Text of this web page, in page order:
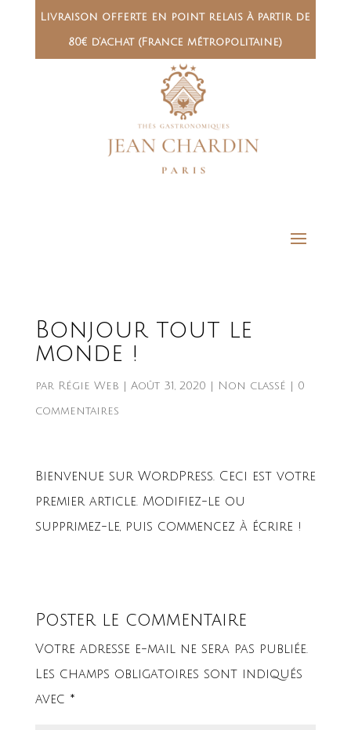
Livraison offerte en point relais à partir de
80€ d’achat (France métropolitaine)
Bonjour tout le
monde !
par Régie Web Août 31, 2020 Non classé 0
commentaires
Bienvenue sur WordPress. Ceci est votre
premier article. Modifiez-le ou
supprimez-le, puis commencez à écrire !
Poster le commentaire
Votre adresse e-mail ne sera pas publiée.
Les champs obligatoires sont indiqués
avec *